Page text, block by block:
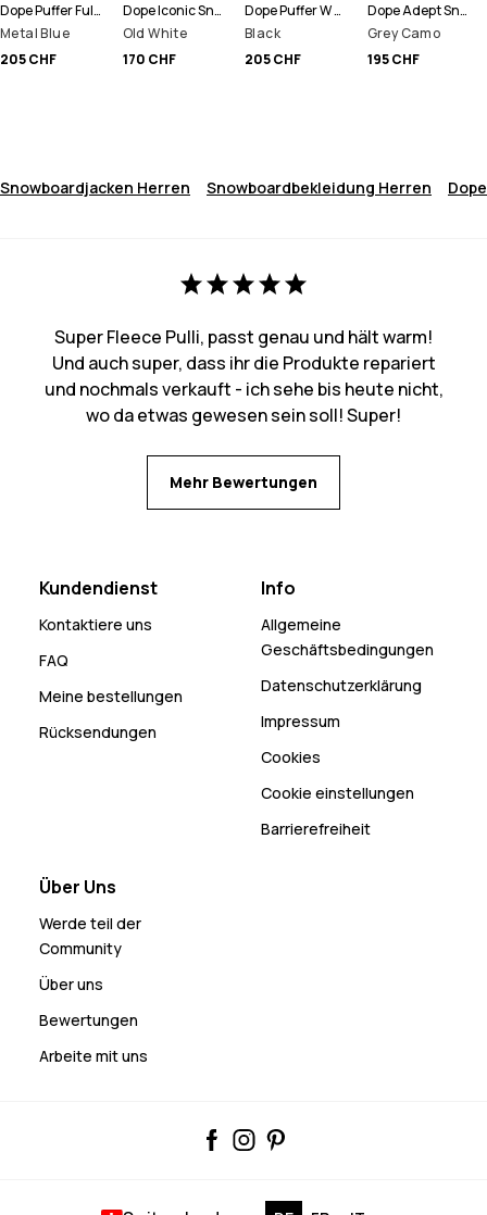
Dope Puffer Full Zip 24 Snowboardjacke Herren
Metal Blue
205 CHF
Dope Iconic Snowboardhose Herren
Old White
170 CHF
Dope Puffer W Full Zip Snowboardjacke Damen
Black
205 CHF
Dope Adept Snowboardjacke Herren
Grey Camo
195 CHF
Snowboardjacken Herren Snowboardbekleidung Herren Dope
Super Fleece Pulli, passt genau und hält warm!
Und auch super, dass ihr die Produkte repariert
und nochmals verkauft - ich sehe bis heute nicht,
wo da etwas gewesen sein soll! Super!
Mehr Bewertungen
Kundendienst
Kontaktiere uns
FAQ
Meine bestellungen
Rücksendungen
Info
Allgemeine
Geschäftsbedingungen
Datenschutzerklärung
Impressum
Cookies
Cookie einstellungen
Barrierefreiheit
Über Uns
Werde teil der
Community
Über uns
Bewertungen
Arbeite mit uns